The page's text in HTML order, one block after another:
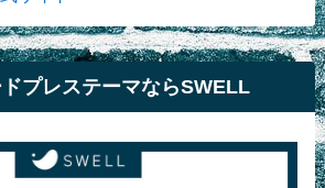
プレステーマならSWELL